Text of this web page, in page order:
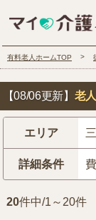
有料老人ホームTOP
【08/06更新】 老
エリア
詳細条件
20件中/1～20件